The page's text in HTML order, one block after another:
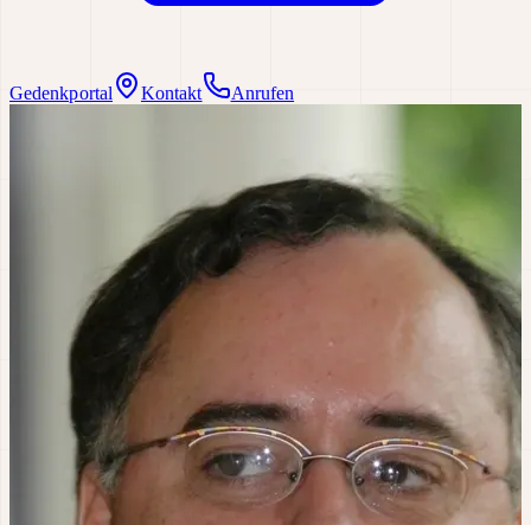
Gedenkportal Kontakt Anrufen